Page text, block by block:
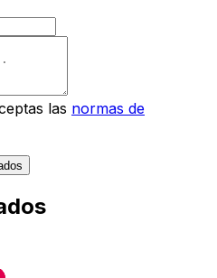
las normas de